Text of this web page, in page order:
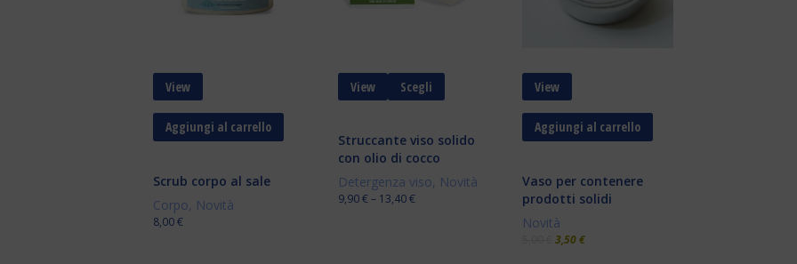
View
Aggiungi al carrello
Scrub corpo al sale
Corpo, Novità
8,00€
View Scegli
Struccante viso solido
con olio di cocco
Detergenza viso, Novità
9,90€– 13,40€
View
Aggiungi al carrello
Vaso per contenere
prodotti solidi
Novità
3,50€